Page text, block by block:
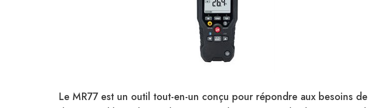
Le MR77 est un outil tout-en-un conçu pour répondre aux besoins de